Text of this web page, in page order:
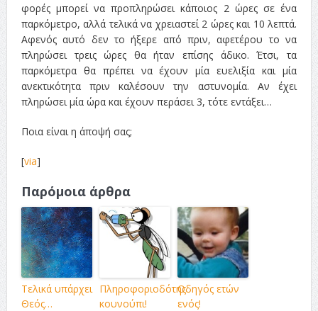
φορές μπορεί να προπληρώσει κάποιος 2 ώρες σε ένα
παρκόμετρο, αλλά τελικά να χρειαστεί 2 ώρες και 10 λεπτά.
Αφενός αυτό δεν το ήξερε από πριν, αφετέρου το να
πληρώσει τρεις ώρες θα ήταν επίσης άδικο. Έτσι, τα
παρκόμετρα θα πρέπει να έχουν μία ευελιξία και μία
ανεκτικότητα πριν καλέσουν την αστυνομία. Αν έχει
πληρώσει μία ώρα και έχουν περάσει 3, τότε εντάξει…
Ποια είναι η άποψή σας;
[via]
Παρόμοια άρθρα
Τελικά υπάρχει
Θεός…
Πληροφοριοδότης
κουνούπι!
Οδηγός ετών
ενός!